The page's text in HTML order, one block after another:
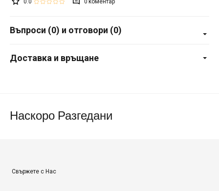
Въпроси (0) и отговори (0)
Доставка и връщане
Наскоро Разгедани
Свържете с Нас